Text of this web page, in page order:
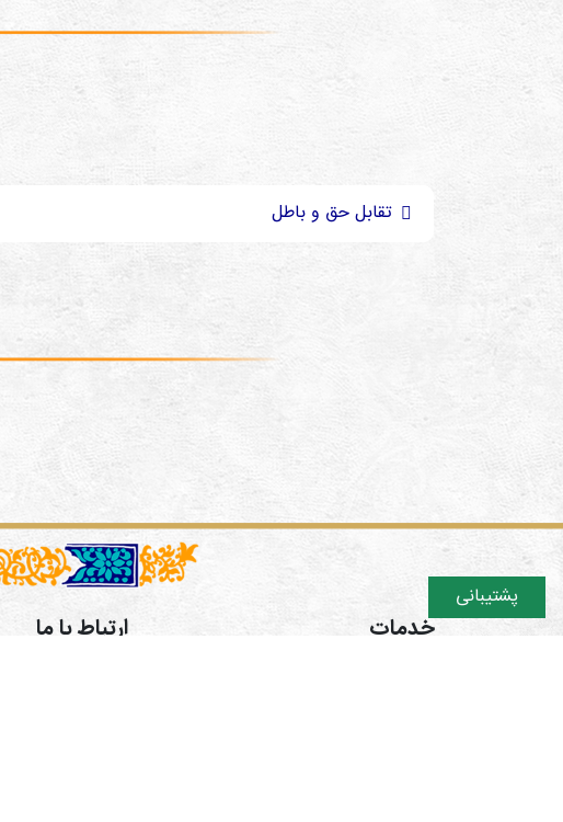
تقابل حق و باطل
خدمات ارتباط با ما
پشتیبانی